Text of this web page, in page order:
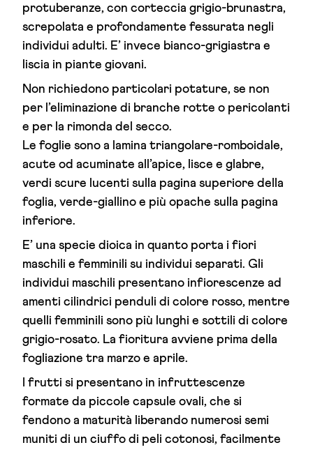
protuberanze, con corteccia grigio-brunastra,
screpolata e profondamente fessurata negli
individui adulti. E’ invece bianco-grigiastra e
liscia in piante giovani.
Non richiedono particolari potature, se non
per l’eliminazione di branche rotte o pericolanti
e per la rimonda del secco.
Le foglie sono a lamina triangolare-romboidale,
acute od acuminate all’apice, lisce e glabre,
verdi scure lucenti sulla pagina superiore della
foglia, verde-giallino e più opache sulla pagina
inferiore.
E’ una specie dioica in quanto porta i fiori
maschili e femminili su individui separati. Gli
individui maschili presentano infiorescenze ad
amenti cilindrici penduli di colore rosso, mentre
quelli femminili sono più lunghi e sottili di colore
grigio-rosato. La fioritura avviene prima della
fogliazione tra marzo e aprile.
I frutti si presentano in infruttescenze
formate da piccole capsule ovali, che si
fendono a maturità liberando numerosi semi
muniti di un ciuffo di peli cotonosi, facilmente